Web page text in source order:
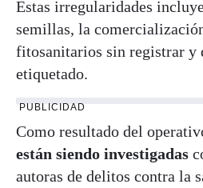
Estas irregularidades
semillas, la
fitosanitarios sin registrar y
etiquetado.
PUBLICIDAD
Como resultado del
están siendo investigadas
autoras de delitos contra la